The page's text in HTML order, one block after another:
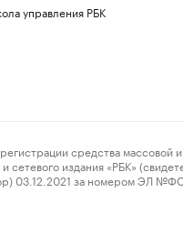
управления РБК
средства массовой
издания «РБК»
03.12.2021 за номером ЭЛ